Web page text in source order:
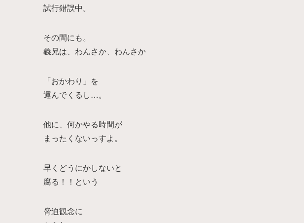
試行錯誤中。
その間にも。
義兄は、わんさか、わんさか
「おかわり」を
運んでくるし…。
他に、何かやる時間が
まったくないっすよ。
早くどうにかしないと
腐る！！という
脅迫観念に